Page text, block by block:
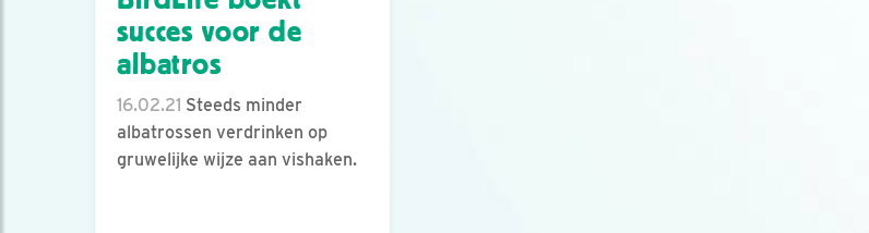
succes voor de
albatros
16.02.21 Steeds minder
albatrossen verdrinken op
gruwelijke wijze aan vishaken.